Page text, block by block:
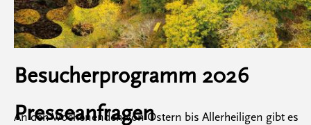
Besucherprogramm 2026
An den Wochenenden von Ostern bis Allerheiligen gibt es
Presseanfragen